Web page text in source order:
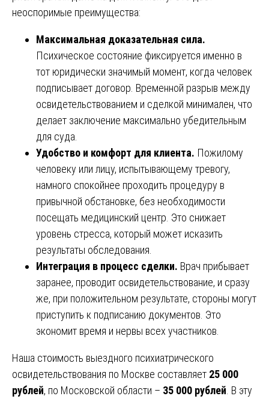
неоспоримые преимущества:
Максимальная доказательная сила.
Психическое состояние фиксируется именно в
тот юридически значимый момент, когда человек
подписывает договор. Временной разрыв между
освидетельствованием и сделкой минимален, что
делает заключение максимально убедительным
для суда.
Удобство и комфорт для клиента. Пожилому
человеку или лицу, испытывающему тревогу,
намного спокойнее проходить процедуру в
привычной обстановке, без необходимости
посещать медицинский центр. Это снижает
уровень стресса, который может исказить
результаты обследования.
Интеграция в процесс сделки. Врач прибывает
заранее, проводит освидетельствование, и сразу
же, при положительном результате, стороны могут
приступить к подписанию документов. Это
экономит время и нервы всех участников.
Наша стоимость выездного психиатрического
освидетельствования по Москве составляет 25 000
рублей, по Московской области – 35 000 рублей . В эту